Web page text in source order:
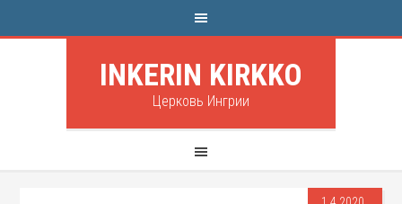
INKERIN KIRKKO
Церковь Ингрии